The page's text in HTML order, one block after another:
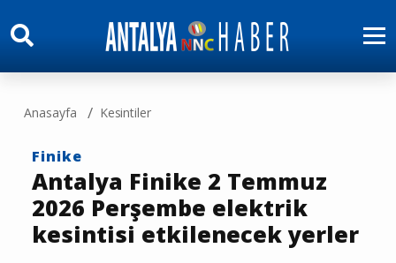
Anasayfa Kesintiler
Finike
Antalya Finike 2 Temmuz
2026 Perşembe elektrik
kesintisi etkilenecek yerler